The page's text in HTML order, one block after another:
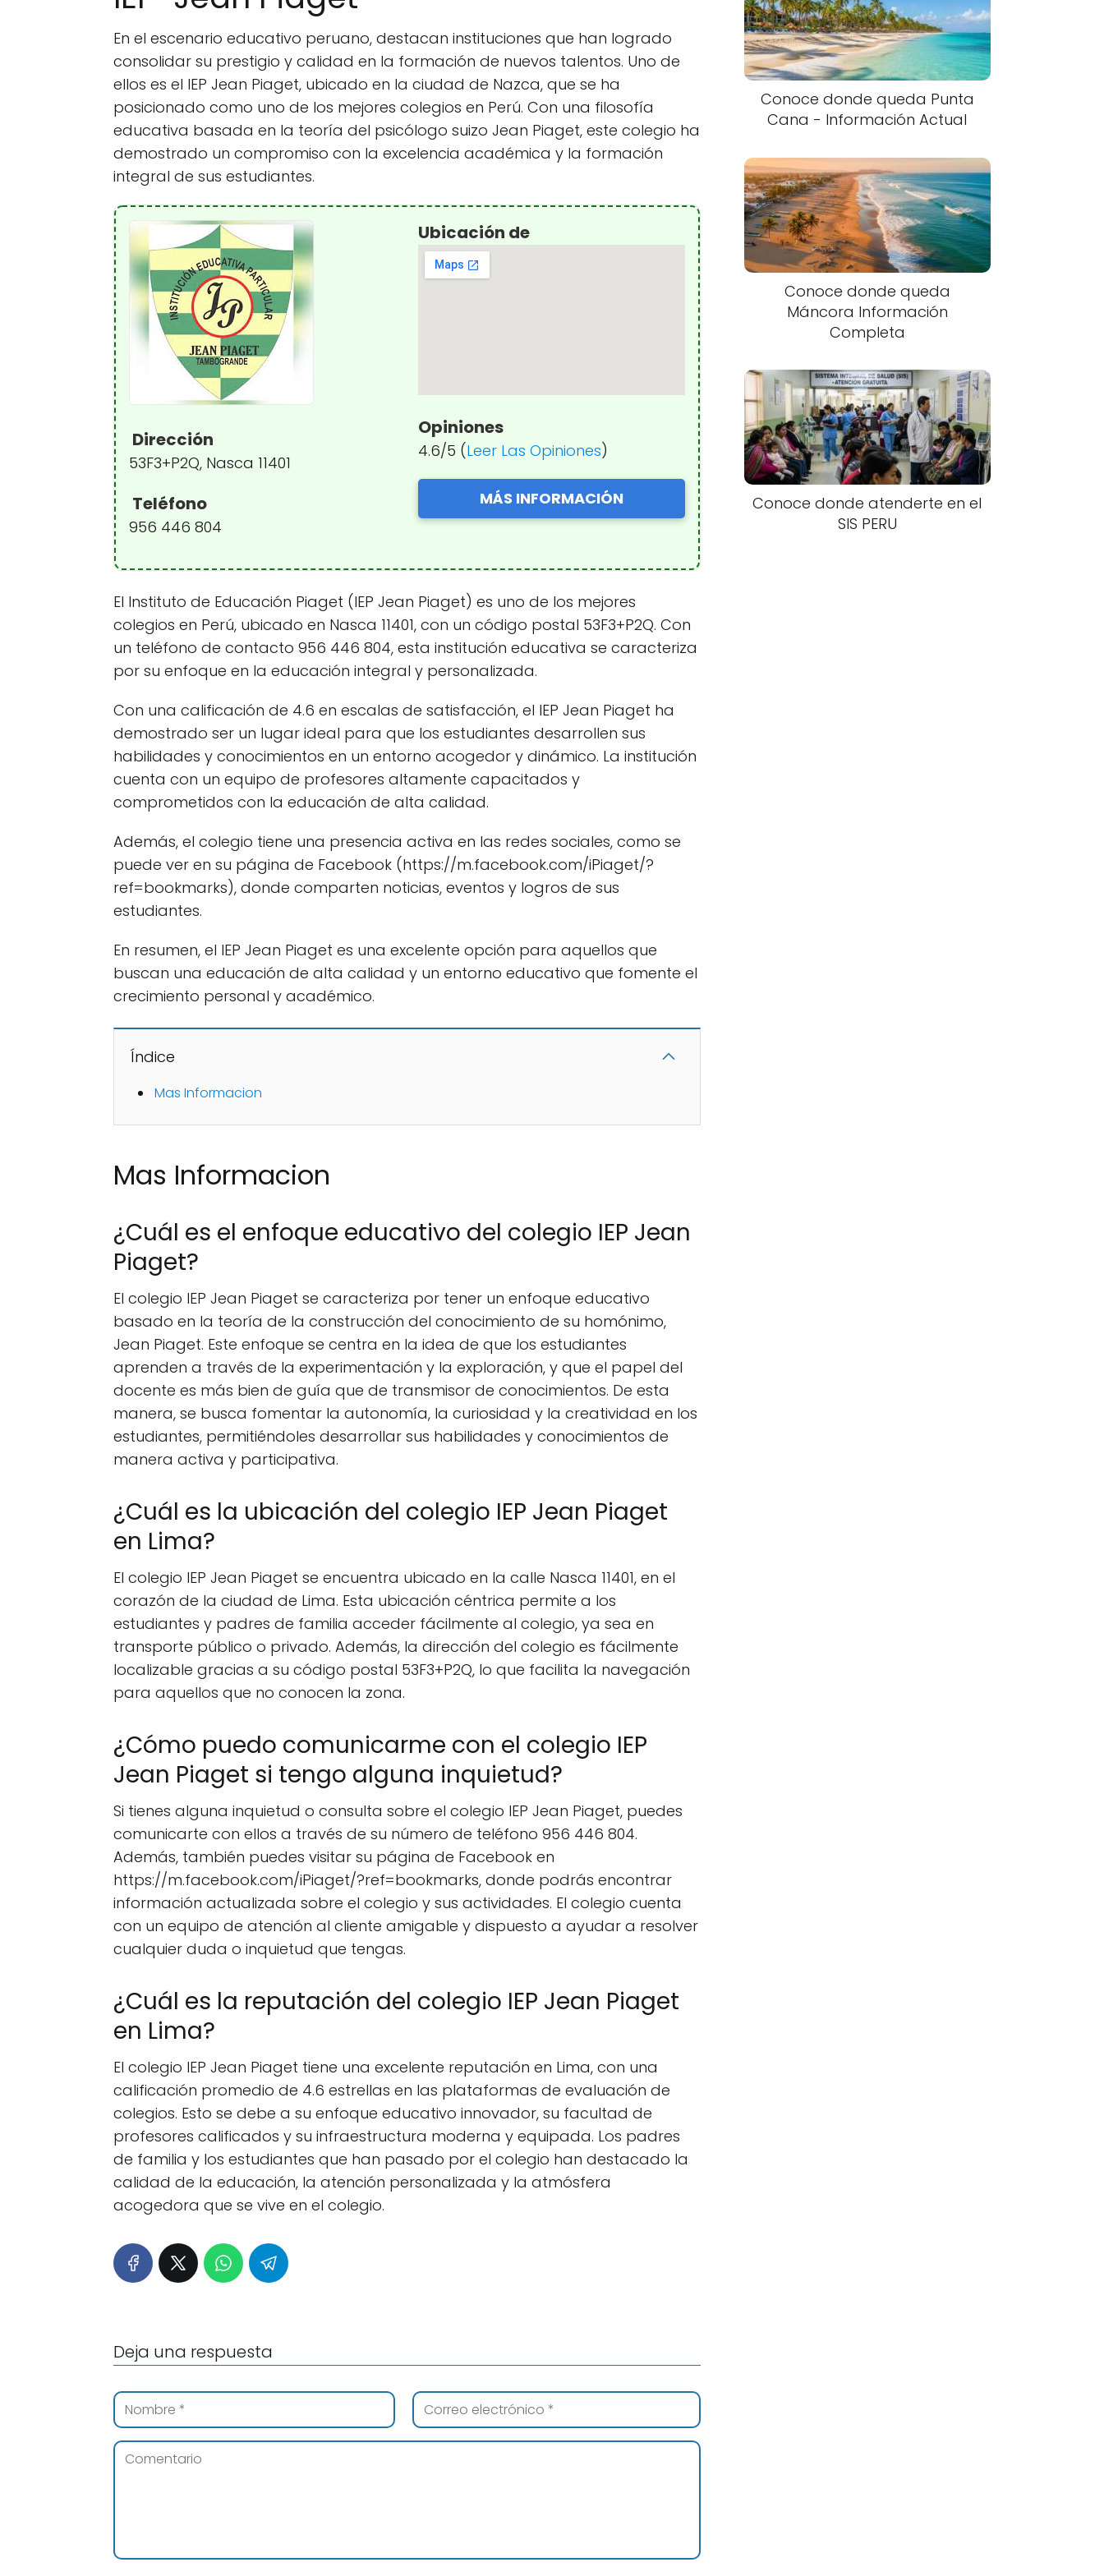
En el escenario educativo peruano, destacan instituciones que han logrado
consolidar su prestigio y calidad en la formación de nuevos talentos. Uno de
ellos es el IEP Jean Piaget, ubicado en la ciudad de Nazca, que se ha
posicionado como uno de los mejores colegios en Perú. Con una filosofía
educativa basada en la teoría del psicólogo suizo Jean Piaget, este colegio ha
demostrado un compromiso con la excelencia académica y la formación
integral de sus estudiantes.
Dirección
53F3+P2Q, Nasca 11401
Teléfono
956 446 804
Ubicación de
Opiniones
4.6/5 (Leer Las Opiniones)
MÁS INFORMACIÓN
El Instituto de Educación Piaget (IEP Jean Piaget) es uno de los mejores
colegios en Perú, ubicado en Nasca 11401, con un código postal 53F3+P2Q. Con
un teléfono de contacto 956 446 804, esta institución educativa se caracteriza
por su enfoque en la educación integral y personalizada.
Con una calificación de 4.6 en escalas de satisfacción, el IEP Jean Piaget ha
demostrado ser un lugar ideal para que los estudiantes desarrollen sus
habilidades y conocimientos en un entorno acogedor y dinámico. La institución
cuenta con un equipo de profesores altamente capacitados y
comprometidos con la educación de alta calidad.
Además, el colegio tiene una presencia activa en las redes sociales, como se
puede ver en su página de Facebook (https://m.facebook.com/iPiaget/?
ref=bookmarks), donde comparten noticias, eventos y logros de sus
estudiantes.
En resumen, el IEP Jean Piaget es una excelente opción para aquellos que
buscan una educación de alta calidad y un entorno educativo que fomente el
crecimiento personal y académico.
Índice
Mas Informacion
Mas Informacion
¿Cuál es el enfoque educativo del colegio IEP Jean
Piaget?
El colegio IEP Jean Piaget se caracteriza por tener un enfoque educativo
basado en la teoría de la construcción del conocimiento de su homónimo,
Jean Piaget. Este enfoque se centra en la idea de que los estudiantes
aprenden a través de la experimentación y la exploración, y que el papel del
docente es más bien de guía que de transmisor de conocimientos. De esta
manera, se busca fomentar la autonomía, la curiosidad y la creatividad en los
estudiantes, permitiéndoles desarrollar sus habilidades y conocimientos de
manera activa y participativa.
¿Cuál es la ubicación del colegio IEP Jean Piaget
en Lima?
El colegio IEP Jean Piaget se encuentra ubicado en la calle Nasca 11401, en el
corazón de la ciudad de Lima. Esta ubicación céntrica permite a los
estudiantes y padres de familia acceder fácilmente al colegio, ya sea en
transporte público o privado. Además, la dirección del colegio es fácilmente
localizable gracias a su código postal 53F3+P2Q, lo que facilita la navegación
para aquellos que no conocen la zona.
¿Cómo puedo comunicarme con el colegio IEP
Jean Piaget si tengo alguna inquietud?
Si tienes alguna inquietud o consulta sobre el colegio IEP Jean Piaget, puedes
comunicarte con ellos a través de su número de teléfono 956 446 804.
Además, también puedes visitar su página de Facebook en
https://m.facebook.com/iPiaget/?ref=bookmarks, donde podrás encontrar
información actualizada sobre el colegio y sus actividades. El colegio cuenta
con un equipo de atención al cliente amigable y dispuesto a ayudar a resolver
cualquier duda o inquietud que tengas.
¿Cuál es la reputación del colegio IEP Jean Piaget
en Lima?
El colegio IEP Jean Piaget tiene una excelente reputación en Lima, con una
calificación promedio de 4.6 estrellas en las plataformas de evaluación de
colegios. Esto se debe a su enfoque educativo innovador, su facultad de
profesores calificados y su infraestructura moderna y equipada. Los padres
de familia y los estudiantes que han pasado por el colegio han destacado la
calidad de la educación, la atención personalizada y la atmósfera
acogedora que se vive en el colegio.
Deja una respuesta
Conoce donde queda Punta
Cana - Información Actual
Conoce donde queda
Máncora Información
Completa
Conoce donde atenderte en el
SIS PERU